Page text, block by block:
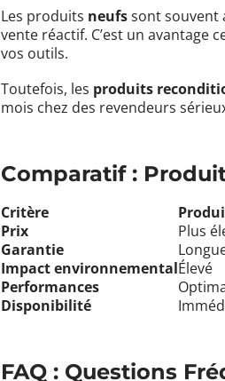
Les produits neufssont souvent
vente réactif. C’est un
vos outils.
Toutefois, les produits
mois chez des revendeurs
Comparatif :
Critère
Prix
Plus
Garantie
Impact environnementalÉlevé
Performances
Disponibilité
FAQ : Questions